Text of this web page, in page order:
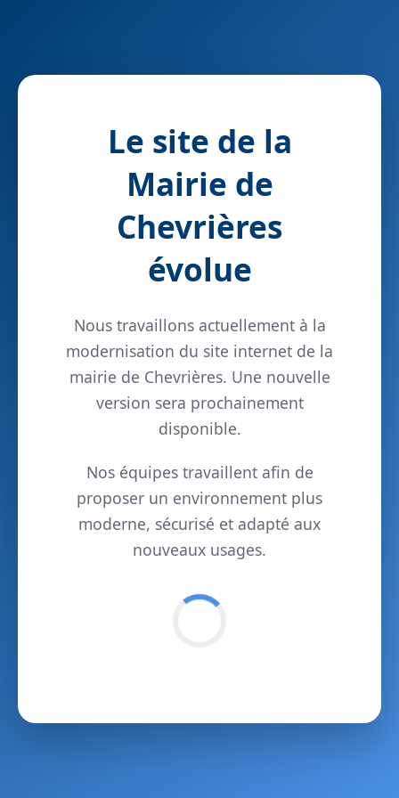
Le site de la
Mairie de
Chevrières
évolue
Nous travaillons actuellement à la
modernisation du site internet de la
mairie de Chevrières. Une nouvelle
version sera prochainement
disponible.
Nos équipes travaillent afin de
proposer un environnement plus
moderne, sécurisé et adapté aux
nouveaux usages.